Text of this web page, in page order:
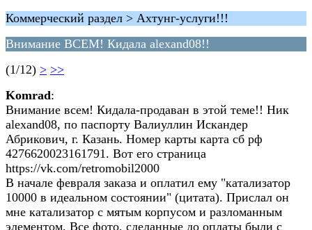
Коммерческий раздел > Ахтунг-услуги!!!
Внимание ВСЕМ! Кидала alexand08!!
(1/12) > >>
Komrad:
Внимание всем! Кидала-продаван в этой теме!! Ник
alexand08, по паспорту Валиуллин Искандер
Абрикович, г. Казань. Номер карты карта сб рф
4276620023161791. Вот его страница
https://vk.com/retromobil2000
В начале февраля заказа и оплатил ему "катализатор
10000 в идеальном состоянии" (цитата). Прислал он
мне катализатор с мятым корпусом и разломанным
элементом. Все фото, сделанные до оплаты были с